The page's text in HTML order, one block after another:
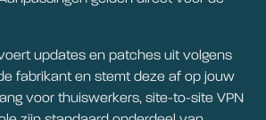
updates en patches uit volgens
fabrikant en stemt deze af op jouw
voor thuiswerkers, site-to-site VPN